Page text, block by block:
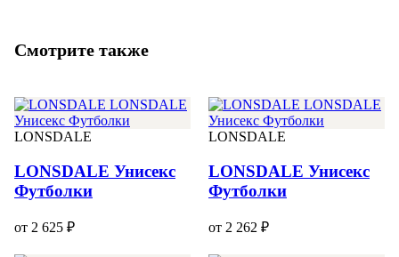
Смотрите также
LONSDALE
LONSDALE Унисекс
Футболки
от 2 625 ₽
LONSDALE
LONSDALE Унисекс
Футболки
от 2 262 ₽